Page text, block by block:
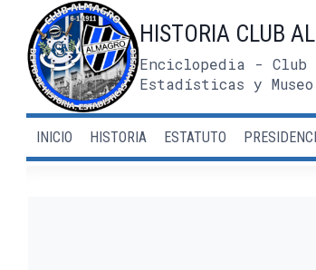
contenido
HISTORIA CLUB
Enciclopedia - Club
Estadísticas y Museo
INICIO HISTORIA ESTATUTO